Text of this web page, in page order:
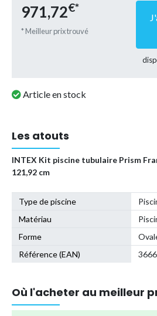
971,72€*
* Meilleur prix trouvé
Article en stock
Les atouts
INTEX Kit piscine tubulaire Prism
121,92 cm
Type de piscine
Matériau
Forme
Référence (EAN)
Où l'acheter au meilleur